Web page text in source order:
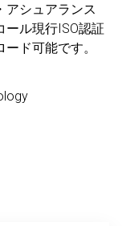
アシュアランス
ール現行ISO認証
ド可能です。